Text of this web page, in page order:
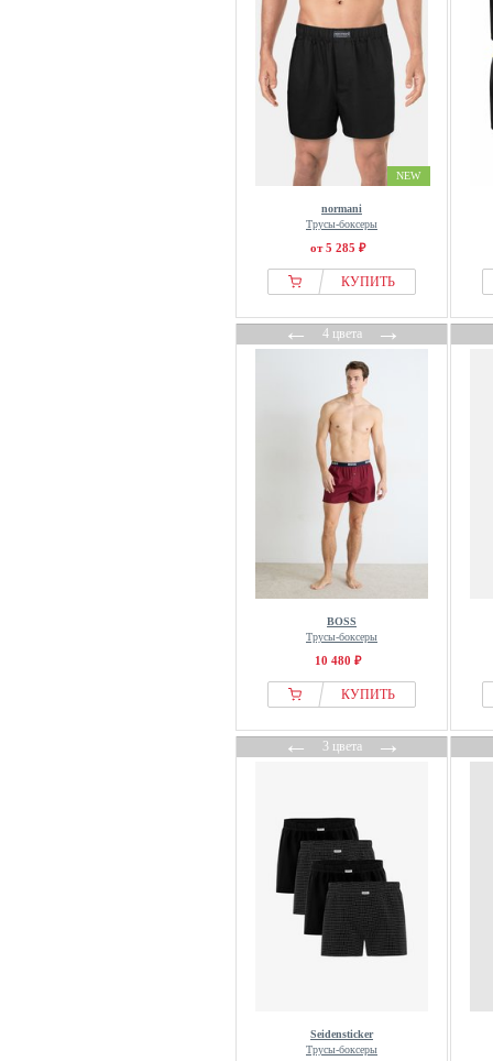
NEW
normani
Трусы-боксеры
от 5 285 ₽
КУПИТЬ
←4 цвета→
BOSS
Трусы-боксеры
10 480 ₽
КУПИТЬ
←3 цвета→
Seidensticker
Трусы-боксеры